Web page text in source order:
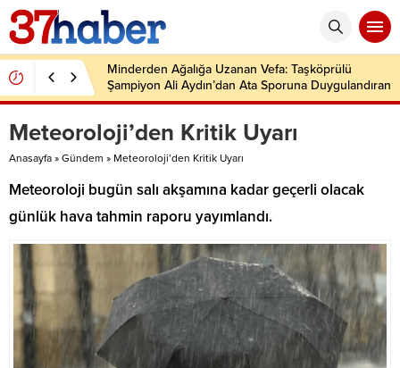
Minderden Ağalığa Uzanan Vefa: Taşköprülü
Şampiyon Ali Aydın’dan Ata Sporuna Duygulandıran
Dönüş
Meteoroloji’den Kritik Uyarı
Anasayfa » Gündem » Meteoroloji’den Kritik Uyarı
Meteoroloji bugün salı akşamına kadar geçerli olacak
günlük hava tahmin raporu yayımlandı.